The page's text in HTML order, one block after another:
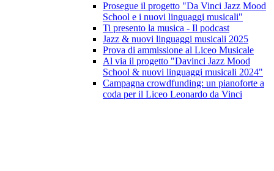
Prosegue il progetto "Da Vinci Jazz Mood
School e i nuovi linguaggi musicali"
Ti presento la musica - Il podcast
Jazz & nuovi linguaggi musicali 2025
Prova di ammissione al Liceo Musicale
Al via il progetto "Davinci Jazz Mood
School & nuovi linguaggi musicali 2024"
Campagna crowdfunding: un pianoforte a
coda per il Liceo Leonardo da Vinci